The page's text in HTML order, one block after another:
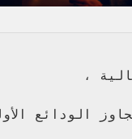
،
الودائع